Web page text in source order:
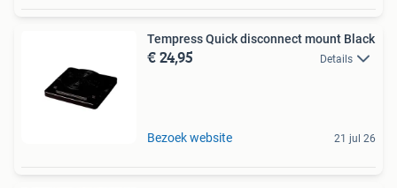
Tempress Quick disconnect mount Black
€ 24,95 Details
Bezoek website 21 jul 26